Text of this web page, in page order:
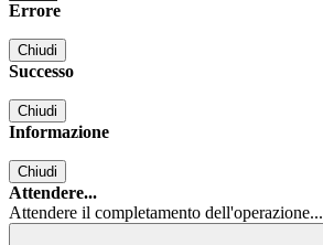
Errore
Chiudi
Successo
Chiudi
Informazione
Chiudi
Attendere...
Attendere il completamento dell'operazione...